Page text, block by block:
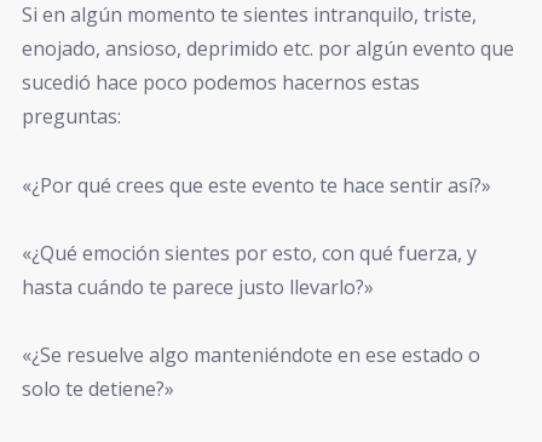
Si en algún momento te sientes intranquilo, triste,
enojado, ansioso, deprimido etc. por algún evento que
sucedió hace poco podemos hacernos estas
preguntas:
«¿Por qué crees que este evento te hace sentir así?»
«¿Qué emoción sientes por esto, con qué fuerza, y
hasta cuándo te parece justo llevarlo?»
«¿Se resuelve algo manteniéndote en ese estado o
solo te detiene?»